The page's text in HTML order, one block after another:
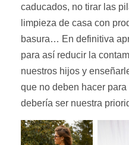
caducados, no tirar las
limpieza de casa con
basura… En definitiva
para así reducir la
nuestros hijos y
que no deben hacer
debería ser nuestra